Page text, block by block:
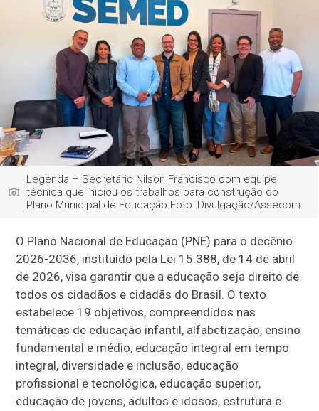
Legenda – Secretário Nilson Francisco com equipe
técnica que iniciou os trabalhos para construção do
Plano Municipal de Educação.Foto: Divulgação/Assecom
O Plano Nacional de Educação (PNE) para o decênio
2026-2036, instituído pela Lei 15.388, de 14 de abril
de 2026, visa garantir que a educação seja direito de
todos os cidadãos e cidadãs do Brasil. O texto
estabelece 19 objetivos, compreendidos nas
temáticas de educação infantil, alfabetização, ensino
fundamental e médio, educação integral em tempo
integral, diversidade e inclusão, educação
profissional e tecnológica, educação superior,
educação de jovens, adultos e idosos, estrutura e